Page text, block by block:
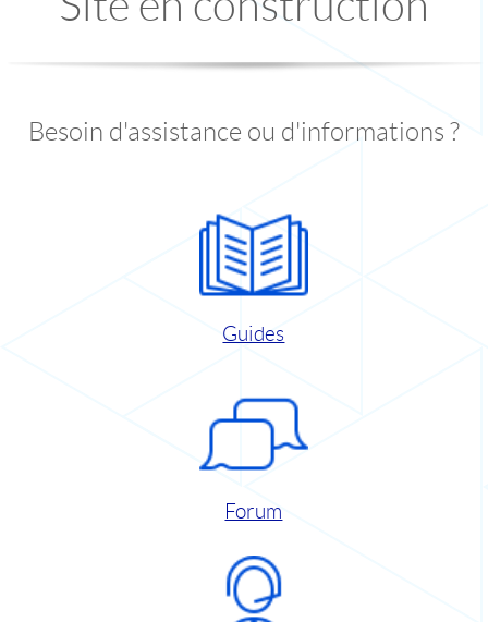
Besoin d'assistance ou d'informations ?
Guides
Forum